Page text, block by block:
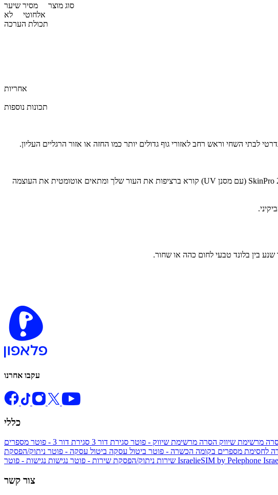
סוג מוצר מסיר שיער
אלחוטי לא
תכולת הערכה
אחריות
תכונות נוספות
SkinPro 2.0 טכנולוגיה שמתאימה באופן אוטומטי ורציף לגוון העור שלך. גוון העור משתנה על פני הגוף, כך שחיישן SkinPro 2.0 (SensoAdapt) (עם מסנן UV) קורא ברציפות את העור שלך ומתאים אוטומטית את העוצמה
עקבו אחרנו
כללי
מרשימת שיווק הסרה מרשימת שיווק - פוטר סגירת דור 3 סגירת דור 3 - פוטר
מספרים
לחסימת מספרים בקומה הכשרה - פוטר ביטול עסקה ביטול עסקה - פוטר ניתוק/הפסקת
שירות ניתוק/הפסקת שירות - פוטר נגישות IsraelieSIM by Pelephone
צור קשר